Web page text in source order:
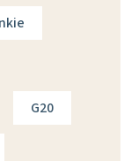
G20